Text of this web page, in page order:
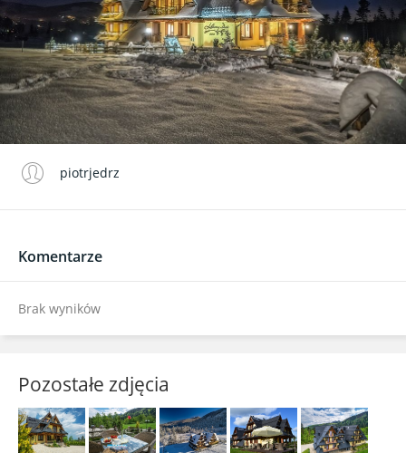
piotrjedrz
Komentarze
Brak wyników
Pozostałe zdjęcia